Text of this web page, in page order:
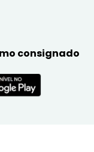
consignado